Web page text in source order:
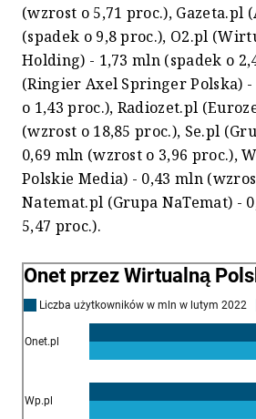
(wzrost o 5,71 proc.), Gazeta.pl
(spadek o 9,8 proc.), O2.pl
Holding) - 1,73 mln (spadek o
(Ringier Axel Springer Polska)
o 1,43 proc.), Radiozet.pl
(wzrost o 18,85 proc.), Se.pl
0,69 mln (wzrost o 3,96 proc.),
Polskie Media) - 0,43 mln
Natemat.pl (Grupa NaTemat) -
5,47 proc.).